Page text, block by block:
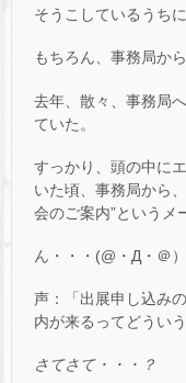
そうこしているうち
もちろん、事務局か
去年、散々、事務局
ていた。
すっかり、頭の中に
いた頃、事務局から
会のご案内”というメ
ん・・・(@・Д・＠
声：「出展申し込み
内が来るってどうい
さてさて・・・？